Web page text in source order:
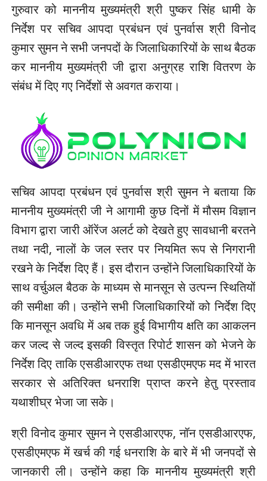
गुरुवार को माननीय मुख्यमंत्री श्री पुष्कर सिंह धामी के
निर्देश पर सचिव आपदा प्रबंधन एवं पुनर्वास श्री विनोद
कुमार सुमन ने सभी जनपदों के जिलाधिकारियों के साथ बैठक
कर माननीय मुख्यमंत्री जी द्वारा अनुग्रह राशि वितरण के
संबंध में दिए गए निर्देशों से अवगत कराया।
सचिव आपदा प्रबंधन एवं पुनर्वास श्री सुमन ने बताया कि
माननीय मुख्यमंत्री जी ने आगामी कुछ दिनों में मौसम विज्ञान
विभाग द्वारा जारी ऑरेंज अलर्ट को देखते हुए सावधानी बरतने
तथा नदी, नालों के जल स्तर पर नियमित रूप से निगरानी
रखने के निर्देश दिए हैं। इस दौरान उन्होंने जिलाधिकारियों के
साथ वर्चुअल बैठक के माध्यम से मानसून से उत्पन्न स्थितियों
की समीक्षा की। उन्होंने सभी जिलाधिकारियों को निर्देश दिए
कि मानसून अवधि में अब तक हुई विभागीय क्षति का आकलन
कर जल्द से जल्द इसकी विस्तृत रिपोर्ट शासन को भेजने के
निर्देश दिए ताकि एसडीआरएफ तथा एसडीएमएफ मद में भारत
सरकार से अतिरिक्त धनराशि प्राप्त करने हेतु प्रस्ताव
यथाशीघ्र भेजा जा सके।
श्री विनोद कुमार सुमन ने एसडीआरएफ, नॉन एसडीआरएफ,
एसडीएमएफ में खर्च की गई धनराशि के बारे में भी जनपदों से
जानकारी ली। उन्होंने कहा कि माननीय मुख्यमंत्री श्री